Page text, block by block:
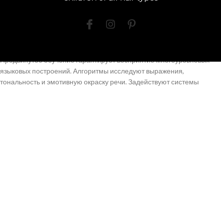
точного определения выражений. Машинное обучение
обеспечивает платформам настраиваться к акцентам и
Продвинутое обучение гарантирует восприятие многоуровневых
языковых построений. Алгоритмы исследуют выражения,
тональность и эмотивную окраску речи. Задействуют системы